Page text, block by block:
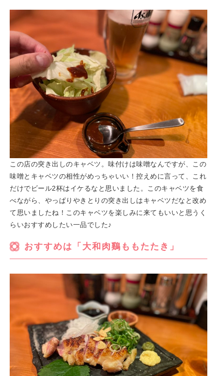
この店の突き出しのキャベツ。味付けは味噌なんですが、この
味噌とキャベツの相性がめっちゃいい！控えめに言って、これ
だけでビール2杯はイケるなと思いました。このキャベツを食
べながら、やっぱりやきとりの突き出しはキャベツだなと改め
て思いましたね！このキャベツを楽しみに来てもいいと思うく
らいおすすめしたい一品でした♪
おすすめは「大和肉鷄ももたたき」